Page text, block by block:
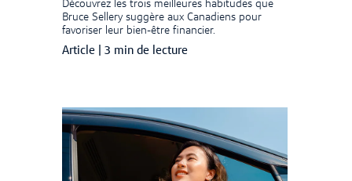
Découvrez les trois meilleures habitudes que
Bruce Sellery suggère aux Canadiens pour
favoriser leur bien-être financier.
Article 3 min de lecture